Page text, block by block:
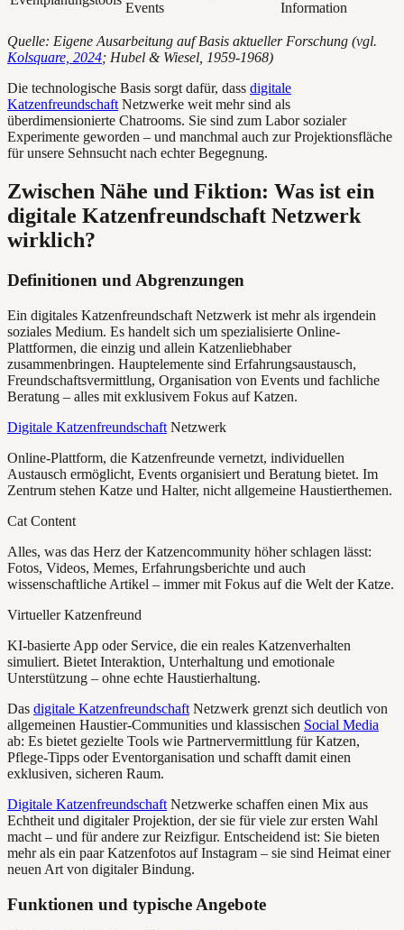
Events
Information
Quelle: Eigene Ausarbeitung auf Basis aktueller Forschung (vgl.
Kolsquare, 2024; Hubel & Wiesel, 1959-1968)
Die technologische Basis sorgt dafür, dass digitale
Katzenfreundschaft Netzwerke weit mehr sind als
überdimensionierte Chatrooms. Sie sind zum Labor sozialer
Experimente geworden – und manchmal auch zur Projektionsfläche
für unsere Sehnsucht nach echter Begegnung.
Zwischen Nähe und Fiktion: Was ist ein
digitale Katzenfreundschaft Netzwerk
wirklich?
Definitionen und Abgrenzungen
Ein digitales Katzenfreundschaft Netzwerk ist mehr als irgendein
soziales Medium. Es handelt sich um spezialisierte Online-
Plattformen, die einzig und allein Katzenliebhaber
zusammenbringen. Hauptelemente sind Erfahrungsaustausch,
Freundschaftsvermittlung, Organisation von Events und fachliche
Beratung – alles mit exklusivem Fokus auf Katzen.
Digitale Katzenfreundschaft Netzwerk
Online-Plattform, die Katzenfreunde vernetzt, individuellen
Austausch ermöglicht, Events organisiert und Beratung bietet. Im
Zentrum stehen Katze und Halter, nicht allgemeine Haustierthemen.
Cat Content
Alles, was das Herz der Katzencommunity höher schlagen lässt:
Fotos, Videos, Memes, Erfahrungsberichte und auch
wissenschaftliche Artikel – immer mit Fokus auf die Welt der Katze.
Virtueller Katzenfreund
KI-basierte App oder Service, die ein reales Katzenverhalten
simuliert. Bietet Interaktion, Unterhaltung und emotionale
Unterstützung – ohne echte Haustierhaltung.
Das digitale Katzenfreundschaft Netzwerk grenzt sich deutlich von
allgemeinen Haustier-Communities und klassischen Social Media
ab: Es bietet gezielte Tools wie Partnervermittlung für Katzen,
Pflege-Tipps oder Eventorganisation und schafft damit einen
exklusiven, sicheren Raum.
Digitale Katzenfreundschaft Netzwerke schaffen einen Mix aus
Echtheit und digitaler Projektion, der sie für viele zur ersten Wahl
macht – und für andere zur Reizfigur. Entscheidend ist: Sie bieten
mehr als ein paar Katzenfotos auf Instagram – sie sind Heimat einer
neuen Art von digitaler Bindung.
Funktionen und typische Angebote